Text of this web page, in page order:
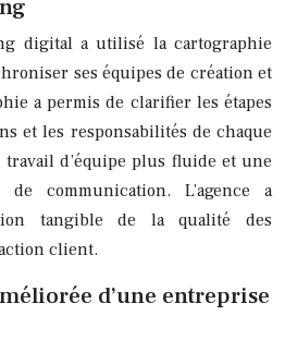
digital a utilisé la cartographie
ses équipes de création et
a permis de clarifier les étapes
et les responsabilités de chaque
d’équipe plus fluide et une
communication. L’agence a
tangible de la qualité des
client.
d’une entreprise